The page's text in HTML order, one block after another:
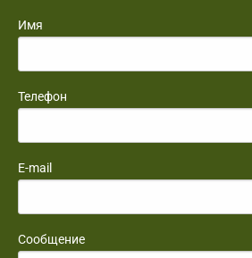
Имя
Телефон
E-mail
Сообщение